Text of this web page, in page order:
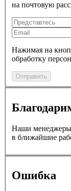
на почтовую
Нажимая на
обработку
Отправить
Наши менеджеры
в ближайшие
Ошибка